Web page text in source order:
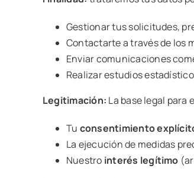
Gestionar tus solicitudes,
Contactarte a través de los
Enviar comunicaciones
Realizar estudios
Legitimación: La base legal para
Tu consentimiento
La ejecución de medidas
Nuestro interés legítimo